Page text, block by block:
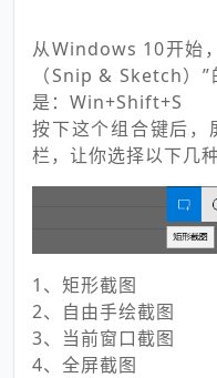
从Windows 10开始
（Snip & Sketch）
是：Win+Shift+S
按下这个组合键后，
栏，让你选择以下几
1、矩形截图
2、自由手绘截图
3、当前窗口截图
4、全屏截图